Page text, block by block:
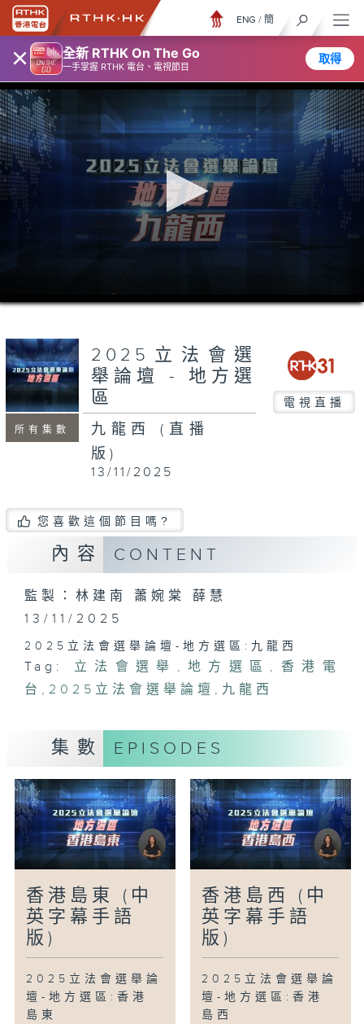
× 全新 RTHK On The Go
一手掌握 RTHK 電台、電視節目
取得
ENG / 簡
seconds
hour,
13
minutes,
37
所有集數
2025立法會選
舉論壇 - 地方選
區
電視直播
九龍西 (直播
版)
13/11/2025
您喜歡這個節目嗎?
內容 CONTENT
監製：林建南 蕭婉棠 薛慧
13/11/2025
2025立法會選舉論壇-地方選區:九龍西
Tag: 立法會選舉 , 地方選區 ,
香港電
台 , 2025立法會選舉論壇 ,九龍西
集數 EPISODES
香港島東 (中
英字幕手語
版)
2025立法會選舉論
壇-地方選區:香港
島東
香港島西 (中
英字幕手語
版)
2025立法會選舉論
壇-地方選區:香港
島西